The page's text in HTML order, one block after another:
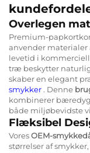
Overlegen
Premium-
anvender materialer
levetid i
træ beskytter
skaber en elegant
smykker . Denne
kombinerer
både miljøbevidste
Flæksibel
VoresOEM-
størrelser af